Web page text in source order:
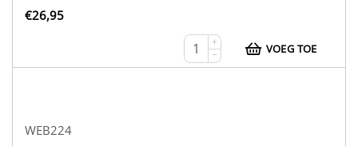
€26,95
+
−
VOEG TOE
WEB224